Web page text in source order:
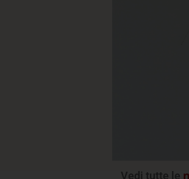
Vedi tutte le